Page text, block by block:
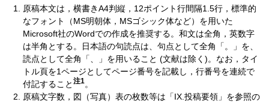
原稿本文は，横書きA4判縦，12ポイント行間隔1.5行，標準的
なフォント（MS明朝体，MSゴシック体など）を用いた
Microsoft社のWordでの作成を推奨する。和文は全角，英数字
は半角とする。日本語の句読点は、句点として全角「。」を、
読点として全角「、」を用いること (文献は除く)。なお，タイ
トル頁を1ページとしてページ番号を記載し，行番号を連続で
付記すること注1 。
原稿文字数，図（写真）表の枚数等は「IX.投稿要領」を参照の